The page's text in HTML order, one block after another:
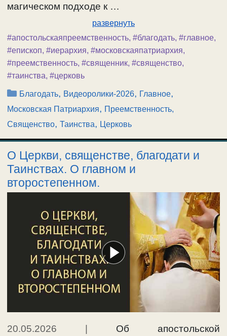
магическом подходе к …
развернуть
#апостольскаяпреемственность, #благодать, #главное,
#епископ, #иерархия, #московскаяпатриархия,
#преемственность, #священник, #священство,
#таинства, #церковь
Рубрики
Благодать, Видеоролики-2026, Главное,
Московская Патриархия, Преемственность,
Священство, Таинства, Церковь
О Церкви, священстве, благодати и
Таинствах. О главном и
второстепенном.
20.05.2026
Об апостольской